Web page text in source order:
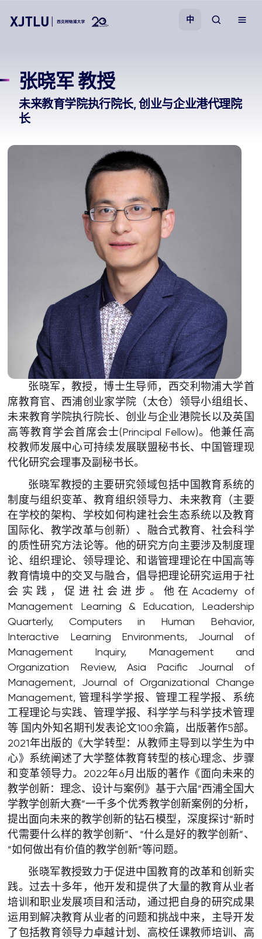
招生
中
张晓军 教授
未来教育学院执行院长, 创业与企业港代理院
长
张晓军，教授，博士生导师，西交利物浦大学首
席教育官、西浦创业家学院（太仓）领导小组组长、
未来教育学院执行院长、创业与企业港院长以及英国
高等教育学会首席会士(Principal Fellow)。他兼任高
校教师发展中心可持续发展联盟秘书长、中国管理现
代化研究会理事及副秘书长。
张晓军教授的主要研究领域包括中国教育系统的
制度与组织变革、教育组织领导力、未来教育（主要
在学校的架构、学校如何构建社会生态系统以及教育
国际化、教学改革与创新）、融合式教育、社会科学
的质性研究方法论等。他的研究方向主要涉及制度理
论、组织理论、领导理论、和谐管理理论在中国高等
教育情境中的交叉与融合，倡导把理论研究运用于社
会实践，促进社会进步。他在Academy of
Management Learning & Education, Leadership
Quarterly, Computers in Human Behavior,
Interactive Learning Environments, Journal of
Management Inquiry, Management and
Organization Review, Asia Pacific Journal of
Management, Journal of Organizational Change
Management, 管理科学学报、管理工程学报、系统
工程理论与实践、管理学报、科学学与科学技术管理
等 国内外知名期刊发表论文100余篇，出版著作5部。
2021年出版的《大学转型：从教师主导到以学生为中
心》系统阐述了大学整体教育转型的核心理念、步骤
和变革领导力。2022年6月出版的著作《面向未来的
教学创新：理念、设计与案例》基于六届“西浦全国大
学教学创新大赛”一千多个优秀教学创新案例的分析，
提出面向未来的教学创新的钻石模型，深度探讨“新时
代需要什么样的教学创新”、“什么是好的教学创新”、
“如何做出有价值的教学创新”等问题。
张晓军教授致力于促进中国教育的改革和创新实
践。过去十多年，他开发和提供了大量的教育从业者
培训和职业发展项目和活动，通过把自身的研究成果
运用到解决教育从业者的问题和挑战中来，主导开发
了包括教育领导力卓越计划、高校任课教师培训、高